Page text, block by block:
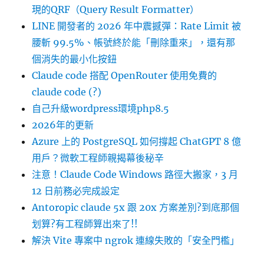
現的QRF（Query Result Formatter）
LINE 開發者的 2026 年中震撼彈：Rate Limit 被
腰斬 99.5%、帳號終於能「刪除重來」，還有那
個消失的最小化按鈕
Claude code 搭配 OpenRouter 使用免費的
claude code (?)
自己升級wordpress環境php8.5
2026年的更新
Azure 上的 PostgreSQL 如何撐起 ChatGPT 8 億
用戶？微軟工程師親揭幕後秘辛
注意！Claude Code Windows 路徑大搬家，3 月
12 日前務必完成設定
Antoropic claude 5x 跟 20x 方案差別?到底那個
划算?有工程師算出來了!!
解決 Vite 專案中 ngrok 連線失敗的「安全門檻」